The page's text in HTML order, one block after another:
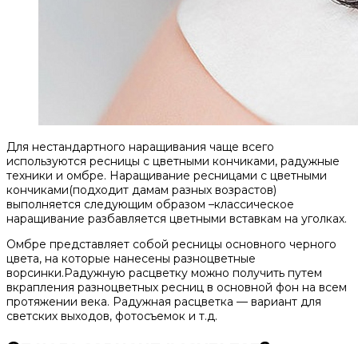
Для нестандартного наращивания чаще всего
используются ресницы с цветными кончиками, радужные
техники и омбре. Наращивание ресницами с цветными
кончиками(подходит дамам разных возрастов)
выполняется следующим образом –классическое
наращивание разбавляется цветными вставкам на уголках.
Омбре представляет собой ресницы основного черного
цвета, на которые нанесены разноцветные
ворсинки.Радужную расцветку можно получить путем
вкрапления разноцветных ресниц в основной фон на всем
протяжении века. Радужная расцветка — вариант для
светских выходов, фотосъемок и т.д.